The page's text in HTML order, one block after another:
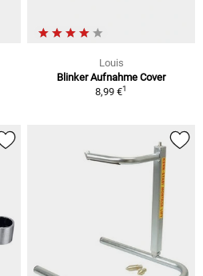
Louis
Blinker Aufnahme Cover
8,99 €1